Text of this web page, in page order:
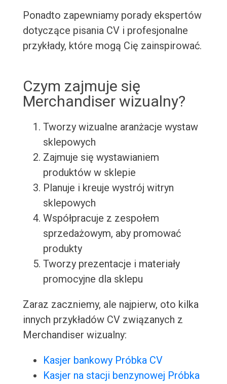
Ponadto zapewniamy porady ekspertów
dotyczące pisania CV i profesjonalne
przykłady, które mogą Cię zainspirować.
Czym zajmuje się
Merchandiser wizualny?
Tworzy wizualne aranżacje wystaw
sklepowych
Zajmuje się wystawianiem
produktów w sklepie
Planuje i kreuje wystrój witryn
sklepowych
Współpracuje z zespołem
sprzedażowym, aby promować
produkty
Tworzy prezentacje i materiały
promocyjne dla sklepu
Zaraz zaczniemy, ale najpierw, oto kilka
innych przykładów CV związanych z
Merchandiser wizualny:
Kasjer bankowy Próbka CV
Kasjer na stacji benzynowej Próbka